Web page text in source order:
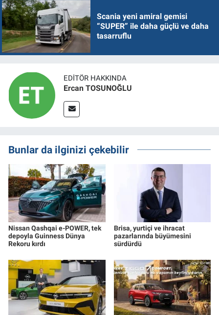
Scania yeni amiral gemisi
“SUPER” ile daha güçlü ve daha
tasarruflu
EDITÖR HAKKINDA
Ercan TOSUNOĞLU
Bunlar da ilginizi çekebilir
Nissan Qashqai e-POWER, tek
depoyla Guinness Dünya
Rekoru kırdı
Brisa, yurtiçi ve ihracat
pazarlarında büyümesini
sürdürdü